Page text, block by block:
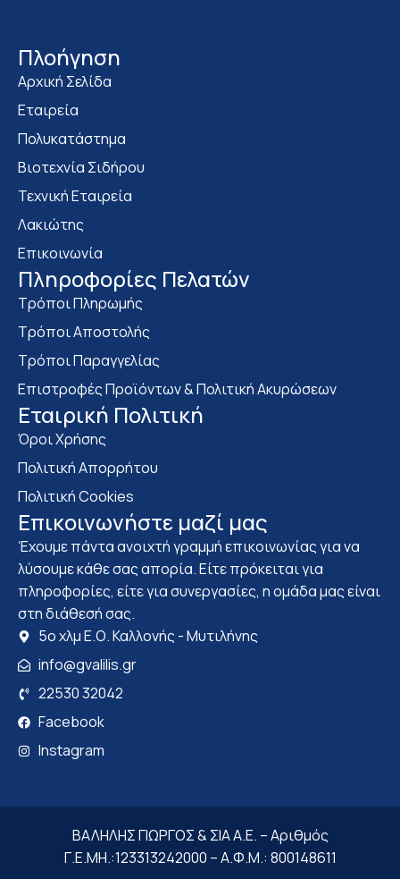
Πλοήγηση
Αρχική Σελίδα
Εταιρεία
Πολυκατάστημα
Bιοτεχνία Σιδήρου
Τεχνική Εταιρεία
Λακιώτης
Επικοινωνία
Πληροφορίες Πελατών
Τρόποι Πληρωμής
Τρόποι Αποστολής
Τρόποι Παραγγελίας
Επιστροφές Προϊόντων & Πολιτική Ακυρώσεων
Eταιρική Πολιτική
Όροι Χρήσης
Πολιτική Απορρήτου
Πολιτική Cookies
Επικοινωνήστε μαζί μας
Έχουμε πάντα ανοιχτή γραμμή επικοινωνίας για να
λύσουμε κάθε σας απορία. Είτε πρόκειται για
πληροφορίες, είτε για συνεργασίες, η ομάδα μας είναι
στη διάθεσή σας.
5ο χλμ Ε.Ο. Καλλονής - Μυτιλήνης
info@gvalilis.gr
22530 32042
Facebook
Instagram
ΒΑΛΗΛΗΣ ΓΙΩΡΓΟΣ & ΣΙΑ Α.Ε. – Αριθμός
Γ.Ε.ΜΗ.:123313242000 – Α.Φ.Μ.: 800148611